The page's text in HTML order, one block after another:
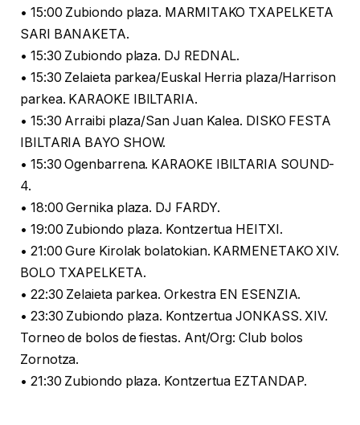
• 15:00 Zubiondo plaza. MARMITAKO TXAPELKETA
SARI BANAKETA.
• 15:30 Zubiondo plaza. DJ REDNAL.
• 15:30 Zelaieta parkea/Euskal Herria plaza/Harrison
parkea. KARAOKE IBILTARIA.
• 15:30 Arraibi plaza/San Juan Kalea. DISKO FESTA
IBILTARIA BAYO SHOW.
• 15:30 Ogenbarrena. KARAOKE IBILTARIA SOUND-
4.
• 18:00 Gernika plaza. DJ FARDY.
• 19:00 Zubiondo plaza. Kontzertua HEITXI.
• 21:00 Gure Kirolak bolatokian. KARMENETAKO XIV.
BOLO TXAPELKETA.
• 22:30 Zelaieta parkea. Orkestra EN ESENZIA.
• 23:30 Zubiondo plaza. Kontzertua JONKASS. XIV.
Torneo de bolos de fiestas. Ant/Org: Club bolos
Zornotza.
• 21:30 Zubiondo plaza. Kontzertua EZTANDAP.